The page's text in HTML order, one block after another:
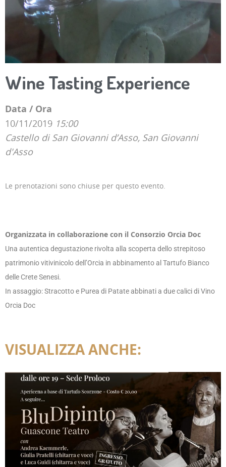
Wine Tasting Experience
Data / Ora
10/11/2019 15:00
Castello di San Giovanni d’Asso, San Giovanni
d'Asso
Le prenotazioni sono chiuse per questo evento.
Organizzata in collaborazione con il Consorzio Orcia Doc
Una autentica degustazione rivolta alla scoperta dello strepitoso
patrimonio vitivinicolo dell’Orcia in abbinamento al Tartufo Bianco
delle Crete Senesi.
In assaggio: Stracotto e Purea di Patate abbinati a due calici di Vino
Orcia Doc
VISUALIZZA ANCHE: